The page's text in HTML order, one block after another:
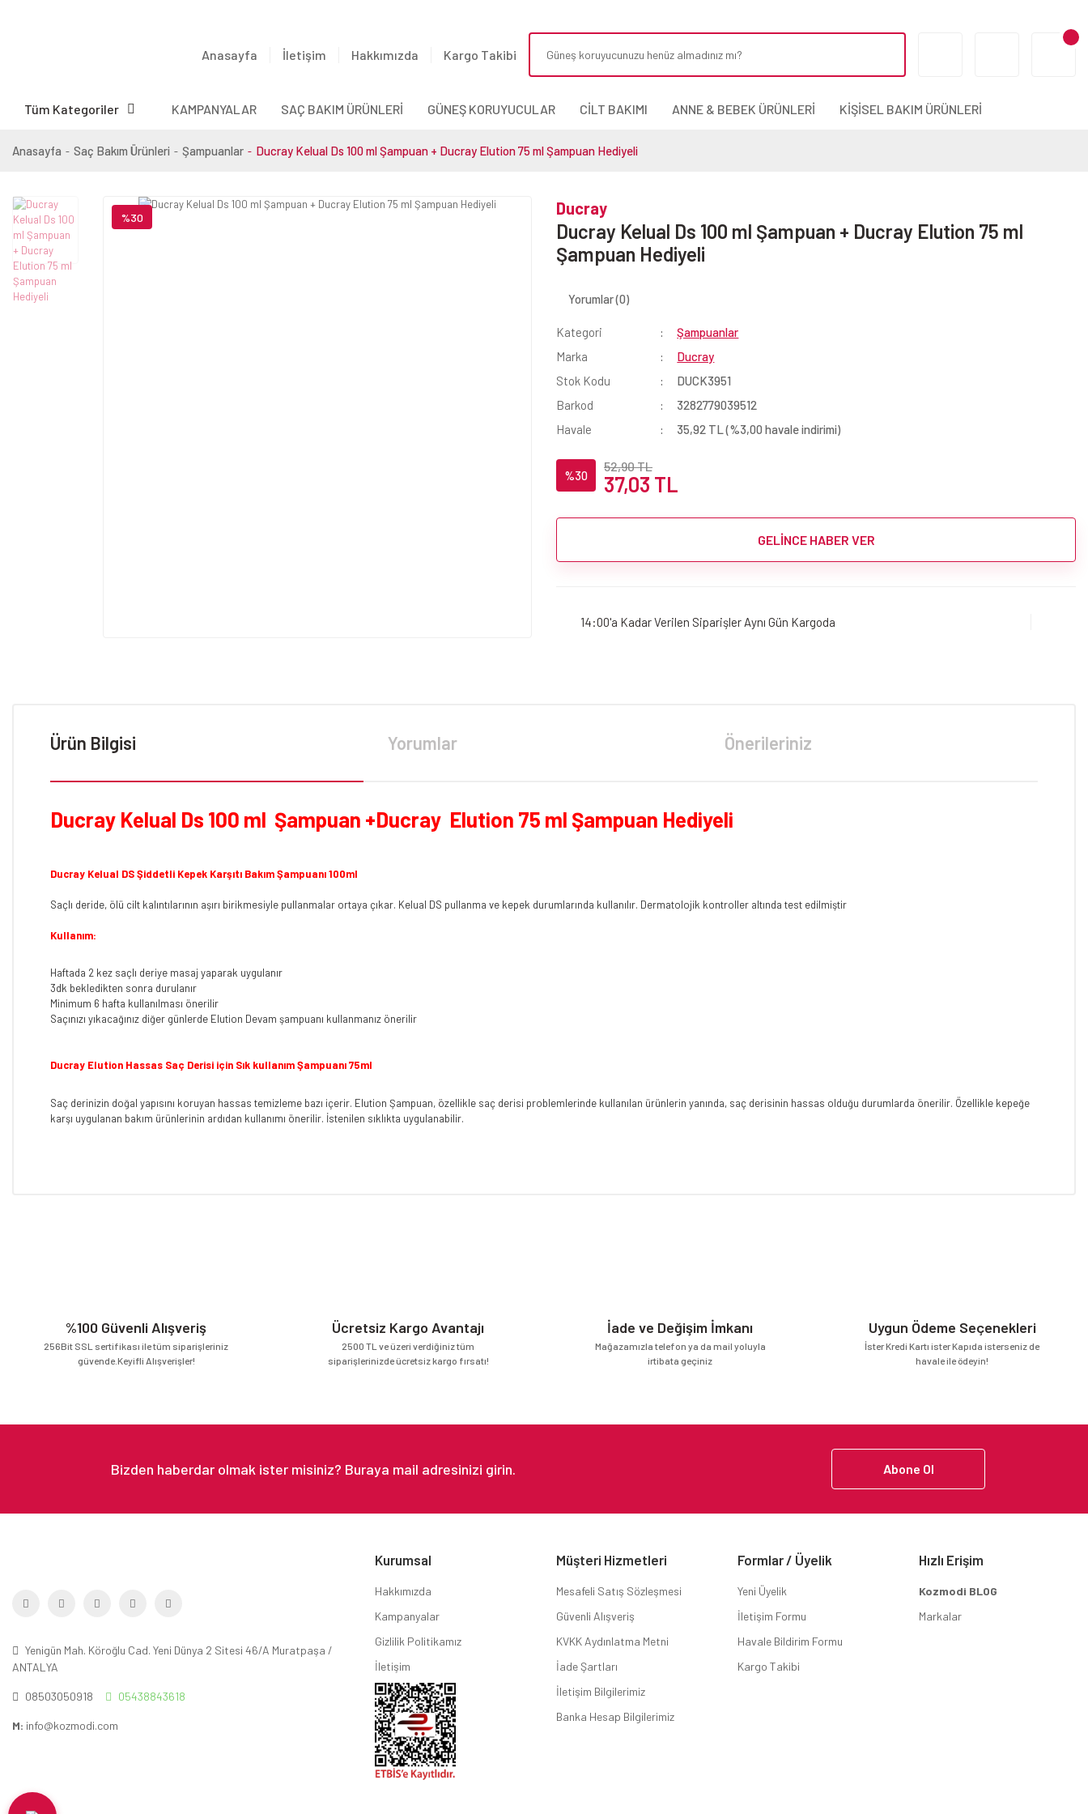
Anasayfa İletişim Hakkımızda Kargo Takibi
Tüm Kategoriler KAMPANYALAR SAÇ BAKIM ÜRÜNLERİ GÜNEŞ KORUYUCULAR CİLT BAKIMI ANNE & BEBEK ÜRÜNLERİ KİŞİSEL BAKIM ÜRÜNLERİ
Anasayfa Saç Bakım Ürünleri Şampuanlar Ducray Kelual Ds 100 ml Şampuan + Ducray Elution 75 ml Şampuan Hediyeli
%30 Ducray
Ducray Kelual Ds 100 ml Şampuan + Ducray Elution 75 ml
Şampuan Hediyeli
Yorumlar (0)
Kategori
Şampuanlar
Marka
Ducray
Stok Kodu
DUCK3951
Barkod
3282779039512
Havale
35,92 TL (%3,00 havale indirimi)
%30
52,90 TL
37,03 TL
GELİNCE HABER VER
14:00'a Kadar Verilen Siparişler Aynı Gün Kargoda
Ürün Bilgisi Yorumlar Önerileriniz
Ducray Kelual Ds 100 ml Şampuan +Ducray Elution 75 ml Şampuan Hediyeli
Ducray Kelual DS Şiddetli Kepek Karşıtı Bakım Şampuanı 100ml
Saçlı deride, ölü cilt kalıntılarının aşırı birikmesiyle pullanmalar ortaya çıkar. Kelual DS pullanma ve kepek durumlarında kullanılır. Dermatolojik kontroller altında test edilmiştir
Kullanım:
Haftada 2 kez saçlı deriye masaj yaparak uygulanır
3dk bekledikten sonra durulanır
Minimum 6 hafta kullanılması önerilir
Saçınızı yıkacağınız diğer günlerde Elution Devam şampuanı kullanmanız önerilir
Ducray Elution Hassas Saç Derisi için Sık kullanım Şampuanı 75ml
Saç derinizin doğal yapısını koruyan hassas temizleme bazı içerir. Elution Şampuan, özellikle saç derisi problemlerinde kullanılan ürünlerin yanında, saç derisinin hassas olduğu durumlarda önerilir. Özellikle kepeğe
karşı uygulanan bakım ürünlerinin ardıdan kullanımı önerilir. İstenilen sıklıkta uygulanabilir.
Bu ürüne benzer farklı alternatifler olmalı.
%100 Güvenli Alışveriş
256Bit SSL sertifikası ile tüm siparişleriniz
güvende.Keyifli Alışverişler!
Ücretsiz Kargo Avantajı
2500 TL ve üzeri verdiğiniz tüm
siparişlerinizde ücretsiz kargo fırsatı!
İade ve Değişim İmkanı
Mağazamızla telefon ya da mail yoluyla
irtibata geçiniz
Uygun Ödeme Seçenekleri
İster Kredi Kartı ister Kapıda isterseniz de
havale ile ödeyin!
Abone Ol
Yenigün Mah. Köroğlu Cad. Yeni Dünya 2 Sitesi 46/A Muratpaşa /
ANTALYA
08503050918 05438843618
M: info@kozmodi.com
Kurumsal
Hakkımızda
Kampanyalar
Gizlilik Politikamız
İletişim
Müşteri Hizmetleri
Mesafeli Satış Sözleşmesi
Güvenli Alışveriş
KVKK Aydınlatma Metni
İade Şartları
İletişim Bilgilerimiz
Banka Hesap Bilgilerimiz
Formlar / Üyelik
Yeni Üyelik
İletişim Formu
Havale Bildirim Formu
Kargo Takibi
Hızlı Erişim
Kozmodi BLOG
Markalar